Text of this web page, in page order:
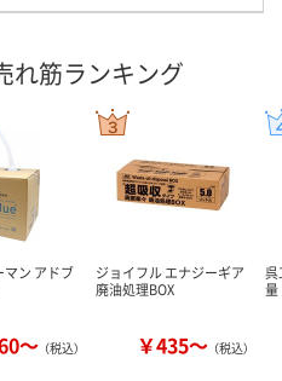
れ筋ランキング
ン アドブ
～ （税込）
ジョイフル エナジーギア
廃油処理BOX
￥435～ （税込）
呉
量